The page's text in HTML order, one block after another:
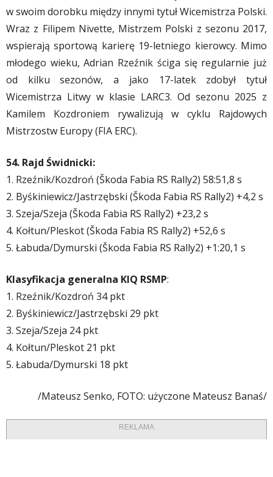
w swoim dorobku między innymi tytuł Wicemistrza Polski.
Wraz z Filipem Nivette, Mistrzem Polski z sezonu 2017,
wspierają sportową karierę 19-letniego kierowcy. Mimo
młodego wieku, Adrian Rzeźnik ściga się regularnie już
od kilku sezonów, a jako 17-latek zdobył tytuł
Wicemistrza Litwy w klasie LARC3. Od sezonu 2025 z
Kamilem Kozdroniem rywalizują w cyklu Rajdowych
Mistrzostw Europy (FIA ERC).
54. Rajd Świdnicki:
1. Rzeźnik/Kozdroń (Škoda Fabia RS Rally2) 58:51,8 s
2. Byśkiniewicz/Jastrzębski (Škoda Fabia RS Rally2) +4,2 s
3. Szeja/Szeja (Škoda Fabia RS Rally2) +23,2 s
4. Kołtun/Pleskot (Škoda Fabia RS Rally2) +52,6 s
5. Łabuda/Dymurski (Škoda Fabia RS Rally2) +1:20,1 s
Klasyfikacja generalna KIQ RSMP:
1. Rzeźnik/Kozdroń 34 pkt
2. Byśkiniewicz/Jastrzębski 29 pkt
3. Szeja/Szeja 24 pkt
4. Kołtun/Pleskot 21 pkt
5. Łabuda/Dymurski 18 pkt
/Mateusz Senko, FOTO: użyczone Mateusz Banaś/
REKLAMA